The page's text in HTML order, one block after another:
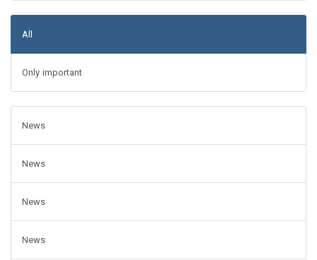
All
Only important
News
News
News
News